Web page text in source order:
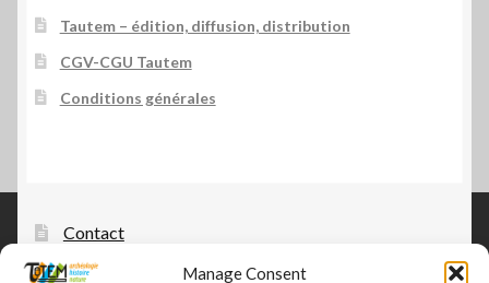
Manage Consent
Tautem – édition, diffusion, distribution
CGV-CGU Tautem
Conditions générales
Contact
Tautem – édition, diffusion, distribution